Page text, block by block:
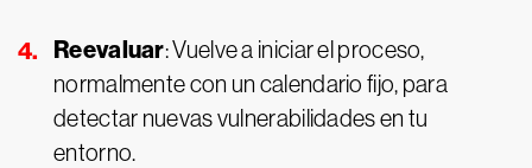
Reevaluar: Vuelve a iniciar el proceso,
normalmente con un calendario fijo, para
detectar nuevas vulnerabilidades en tu
entorno.